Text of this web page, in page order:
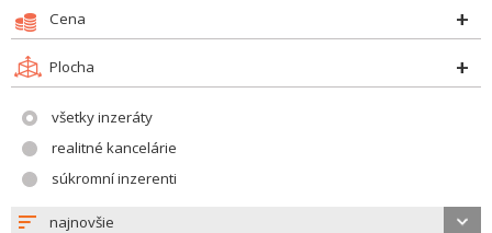
Cena
Plocha
všetky inzeráty
realitné kancelárie
súkromní inzerenti
najnovšie